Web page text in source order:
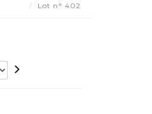
Lot n° 402